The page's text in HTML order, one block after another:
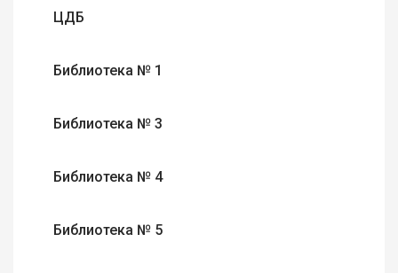
ЦДБ
Библиотека № 1
Библиотека № 3
Библиотека № 4
Библиотека № 5